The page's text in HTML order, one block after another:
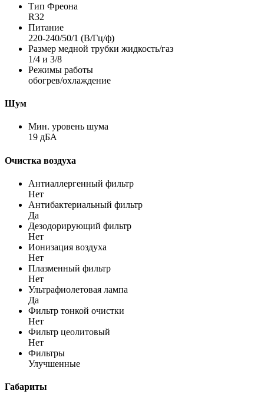
Тип Фреона
R32
Питание
220-240/50/1 (В/Гц/ф)
Размер медной трубки жидкость/газ
1/4 и 3/8
Режимы работы
обогрев/охлаждение
Шум
Мин. уровень шума
19 дБА
Очистка воздуха
Антиаллергенный фильтр
Нет
Антибактериальный фильтр
Да
Дезодорирующий фильтр
Нет
Ионизация воздуха
Нет
Плазменный фильтр
Нет
Ультрафиолетовая лампа
Да
Фильтр тонкой очистки
Нет
Фильтр цеолитовый
Нет
Фильтры
Улучшенные
Габариты